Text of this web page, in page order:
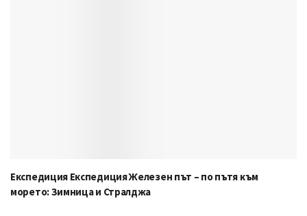
Експедиция Експедиция Железен път – по пътя към
морето: Зимница и Стралджа